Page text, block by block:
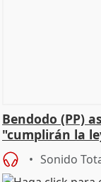
Bendodo (PP)
"cumplirán la
Sonido